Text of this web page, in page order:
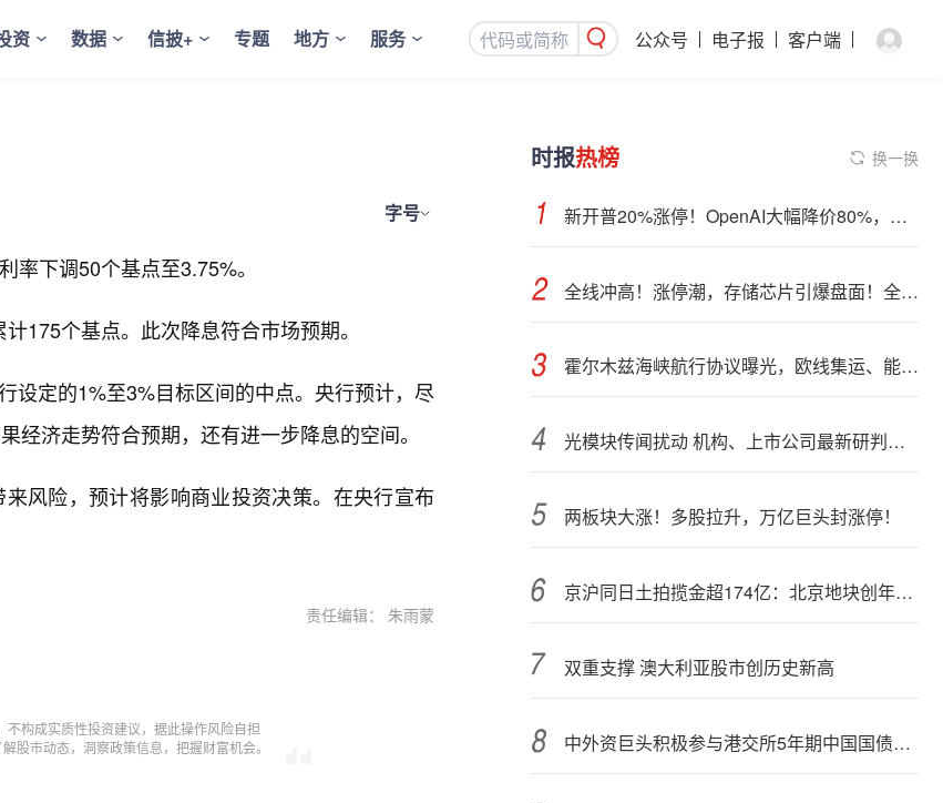
资 数据 信披+ 专题 地方 服务 公众号 电子报 客户端
字号
率下调50个基点至3.75%。
175个基点。此次降息符合市场预期。
设定的1%至3%目标区间的中点。央行预计，尽
经济走势符合预期，还有进一步降息的空间。
风险，预计将影响商业投资决策。在央行宣布
责任编辑： 朱雨蒙
构成实质性投资建议，据此操作风险自担
股市动态，洞察政策信息，把握财富机会。
时报热榜 换一换
新开普20%涨停！OpenAI大幅降价80%，四大利好齐聚：AI应用集体爆发
全线冲高！涨停潮，存储芯片引爆盘面！全球AI算力部署提速
霍尔木兹海峡航行协议曝光，欧线集运、能化品种期货大跌
光模块传闻扰动 机构、上市公司最新研判来了
两板块大涨！多股拉升，万亿巨头封涨停！
京沪同日土拍揽金超174亿：北京地块创年内纪录，上海最高溢价28.45%
双重支撑 澳大利亚股市创历史新高
中外资巨头积极参与港交所5年期中国国债期货交易